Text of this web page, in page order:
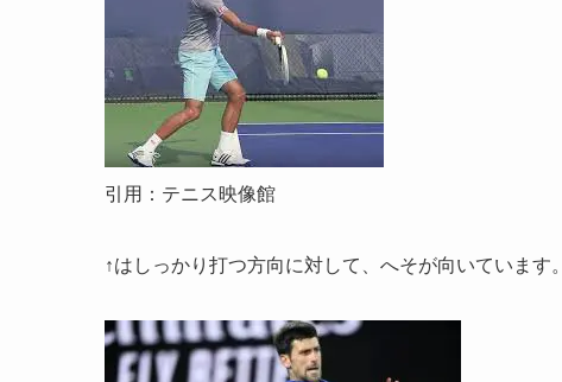
引用：テニス映像館
↑はしっかり打つ方向に対して、へそが向いています。